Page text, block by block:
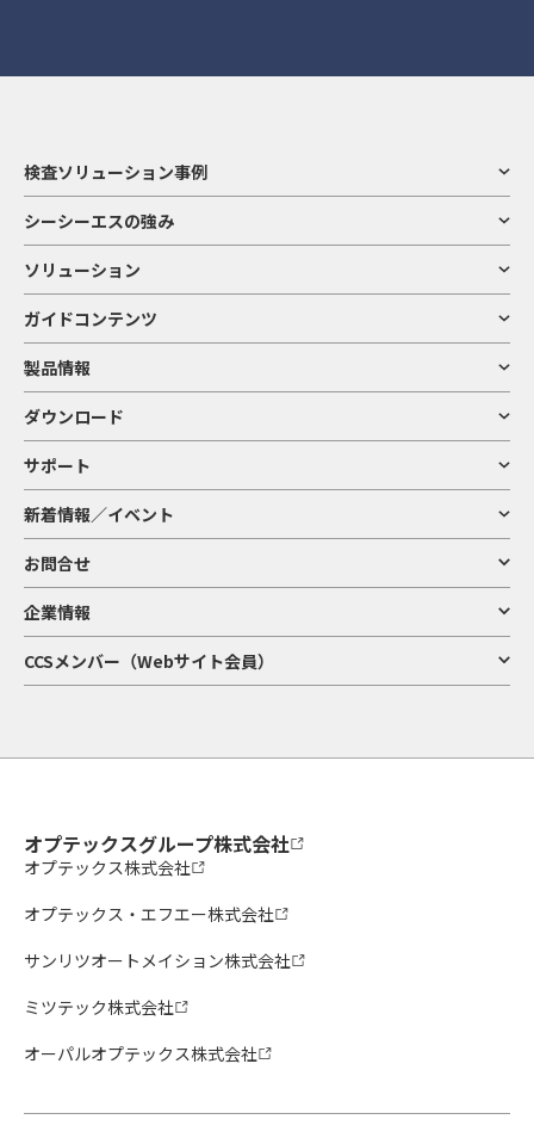
検査ソリューション事例
シーシーエスの強み
ソリューション
ガイドコンテンツ
製品情報
ダウンロード
サポート
新着情報／イベント
お問合せ
企業情報
CCSメンバー（Webサイト会員）
オプテックスグループ株式会社
オプテックス株式会社
オプテックス・エフエー株式会社
サンリツオートメイション株式会社
ミツテック株式会社
オーパルオプテックス株式会社